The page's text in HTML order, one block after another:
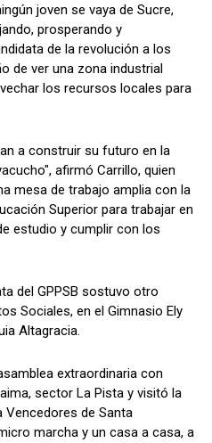
joven se vaya de Sucre,
prosperando y
de la revolución a los
de ver una zona industrial
los recursos locales para
a construir su futuro en la
afirmó Carrillo, quien
mesa de trabajo amplia con la
Superior para trabajar en
estudio y cumplir con los
del GPPSB sostuvo otro
Sociales, en el Gimnasio Ely
Altagracia.
extraordinaria con
sector La Pista y visitó la
Vencedores de Santa
marcha y un casa a casa, a